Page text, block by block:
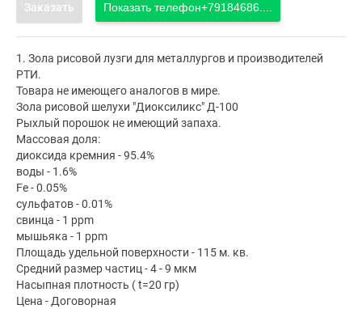
Заказать Показать телефон+79184686....
1. Зола рисовой лузги для металлургов и производителей
РТИ.
Товара не имеющего аналогов в мире.
Зола рисовой шелухи "Диоксиликс" Д-100
Рыхлый порошок не имеющий запаха.
Массовая доля:
диоксида кремния - 95.4%
воды - 1.6%
Fe - 0.05%
сульфатов - 0.01%
свинца - 1 ppm
мышьяка - 1 ppm
Площадь удельной поверхности - 115 м. кв.
Средний размер частиц - 4 - 9 мкм
Насыпная плотность ( t=20 гр)
Цена - Договорная